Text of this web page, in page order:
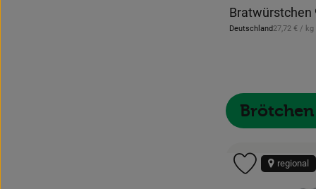
Bratwürstchen
, Herkunft:
Deutschland,27,72 € / kg
regional
Produkt